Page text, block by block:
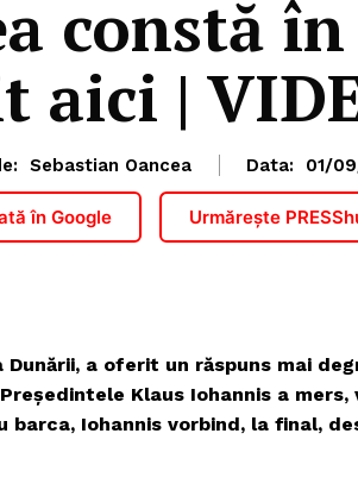
constă
aici |
Sebastian Oancea Data: 01/
în Google Urmărește
a oferit un răspuns mai
Klaus Iohannis a mers,
Iohannis vorbind, la final,